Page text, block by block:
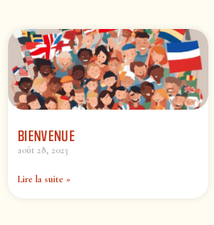
BIENVENUE
août 28, 2023
Lire la suite »